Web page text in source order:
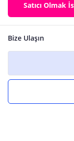
Satıcı Olmak
Bize Ulaşın